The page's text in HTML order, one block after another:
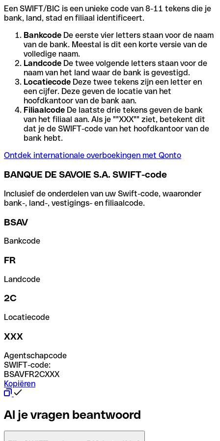
Een SWIFT/BIC is een unieke code van 8-11 tekens die je
bank, land, stad en filiaal identificeert.
Bankcode De eerste vier letters staan voor de naam
van de bank. Meestal is dit een korte versie van de
volledige naam.
Landcode De twee volgende letters staan voor de
naam van het land waar de bank is gevestigd.
Locatiecode Deze twee tekens zijn een letter en
een cijfer. Deze geven de locatie van het
hoofdkantoor van de bank aan.
Filiaalcode De laatste drie tekens geven de bank
van het filiaal aan. Als je ""XXX"" ziet, betekent dit
dat je de SWIFT-code van het hoofdkantoor van de
bank hebt.
Ontdek internationale overboekingen met Qonto
BANQUE DE SAVOIE S.A. SWIFT-code
Inclusief de onderdelen van uw Swift-code, waaronder
bank-, land-, vestigings- en filiaalcode.
BSAV
Bankcode
FR
Landcode
2C
Locatiecode
XXX
Agentschapcode
SWIFT-code:
BSAVFR2CXXX
Kopiëren
Al je vragen beantwoord